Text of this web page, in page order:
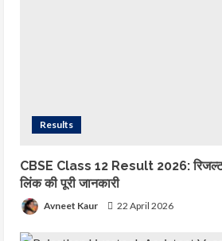
Results
CBSE Class 12 Result 2026:
लिंक की पूरी जानकारी
Avneet Kaur 22 April 2026